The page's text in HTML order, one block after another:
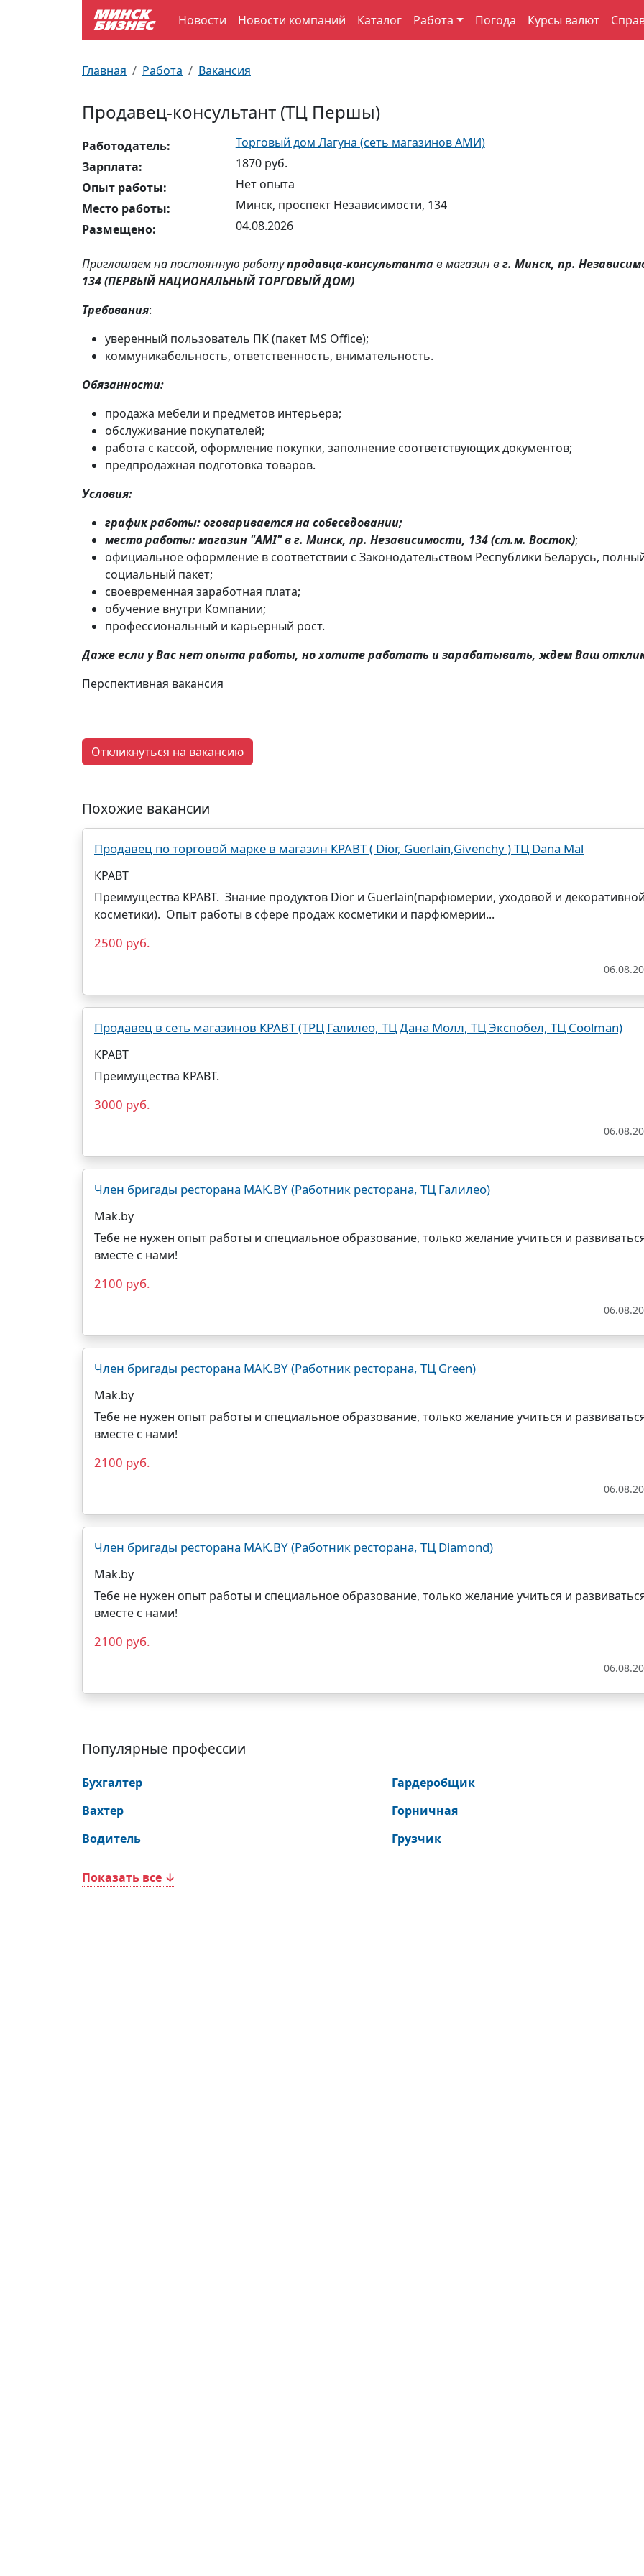
Новости Новости компаний Каталог Работа Погода Курсы валют
Главная Работа Вакансия
Продавец-консультант (ТЦ Першы)
Работодатель:
Торговый дом Лагуна (сеть магазинов АМИ)
Зарплата:
1870 руб.
Опыт работы:
Нет опыта
Место работы:
Минск, проспект Независимости, 134
Размещено:
04.08.2026
Приглашаем на постоянную работупродавца-консультантав магазин вг. Минск, пр.
134 (ПЕРВЫЙ НАЦИОНАЛЬНЫЙ ТОРГОВЫЙ ДОМ)
Требования:
уверенный пользователь ПК (пакет MS Office);
коммуникабельность, ответственность, внимательность.
Обязанности:
продажа мебели и предметов интерьера;
обслуживание покупателей;
работа с кассой, оформление покупки, заполнение соответствующих документов;
предпродажная подготовка товаров.
Условия:
график работы: оговаривается на собеседовании;
место работы: магазин "AMI" в г. Минск, пр. Независимости, 134 (ст.м. Восток);
официальное оформление в соответствии с Законодательством Республики Беларусь,
социальный пакет;
своевременная заработная плата;
обучение внутри Компании;
профессиональный и карьерный рост.
Даже если у Вас нет опыта работы, но хотите работать и зарабатывать, ждем Ваш
Перспективная вакансия
Откликнуться на вакансию
Похожие вакансии
Продавец по торговой марке в магазин КРАВТ ( Dior, Guerlain,Givenchy ) ТЦ Dana Mal
КРАВТ
Преимущества КРАВТ. ︎ Знание продуктов Dior и Guerlain​​​​​​​(парфюмерии, уходовой и
косметики). ︎ Опыт работы в сфере продаж косметики и парфюмерии...
2500 руб.
Продавец в сеть магазинов КРАВТ (ТРЦ Галилео, ТЦ Дана Молл, ТЦ Экспобел, ТЦ Coolman)
КРАВТ
Преимущества КРАВТ.
3000 руб.
Член бригады ресторана MAK.BY (Работник ресторана, ТЦ Галилео)
Mak.by
Тебе не нужен опыт работы и специальное образование, только желание учиться и
вместе с нами!
2100 руб.
Член бригады ресторана MAK.BY (Работник ресторана, ТЦ Green)
Mak.by
Тебе не нужен опыт работы и специальное образование, только желание учиться и
вместе с нами!
2100 руб.
Член бригады ресторана MAK.BY (Работник ресторана, ТЦ Diamond)
Mak.by
Тебе не нужен опыт работы и специальное образование, только желание учиться и
вместе с нами!
2100 руб.
Популярные профессии
Бухгалтер
Вахтер
Водитель
Гардеробщик
Горничная
Грузчик
Показать все ↓
Улицы Минска
Производственный календарь
Документы для ЗАГСа
Пробки на дорогах